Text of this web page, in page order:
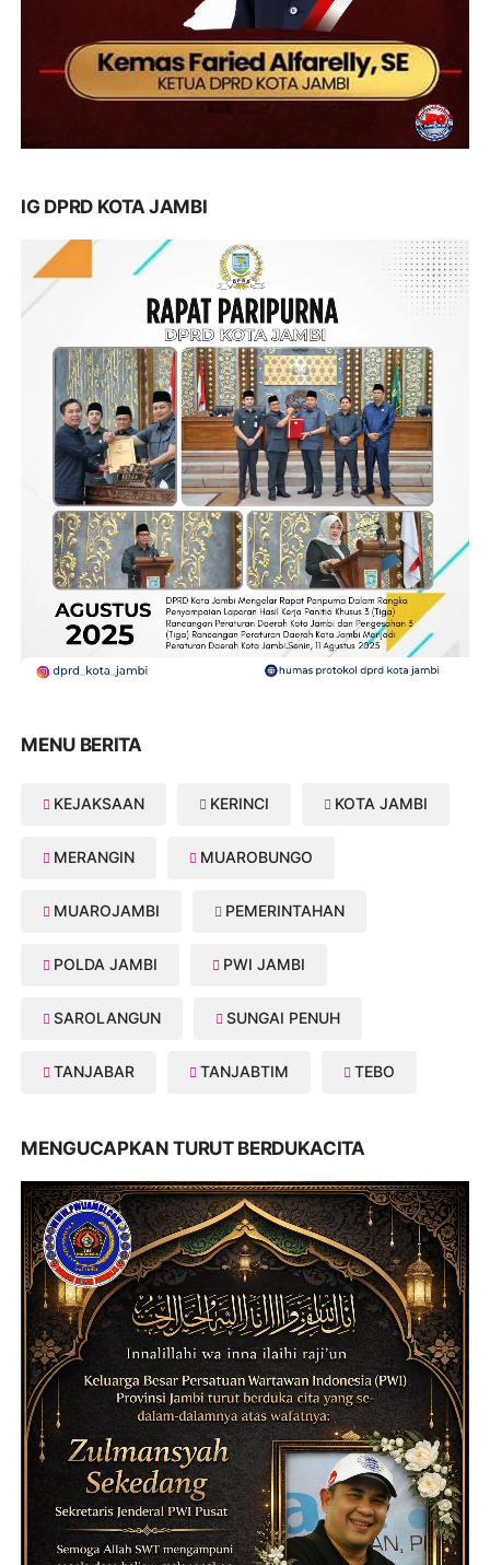
IG DPRD KOTA JAMBI
MENU BERITA
KEJAKSAAN KERINCI KOTA JAMBI
MERANGIN MUAROBUNGO
MUAROJAMBI PEMERINTAHAN
POLDA JAMBI PWI JAMBI
SAROLANGUN SUNGAI PENUH
TANJABAR TANJABTIM TEBO
MENGUCAPKAN TURUT BERDUKACITA